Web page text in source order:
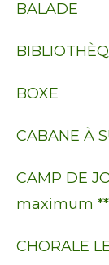
BALADE
BOXE
CABANE À
CAMP DE
maximum **
CHORALE